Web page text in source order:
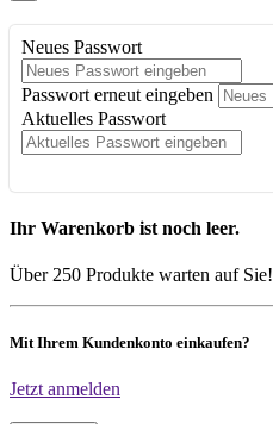
Neues Passwort
Passwort erneut eingeben
Aktuelles Passwort
Ihr Warenkorb ist noch leer.
Über 250 Produkte warten auf Sie!
Mit Ihrem Kundenkonto einkaufen?
Jetzt anmelden